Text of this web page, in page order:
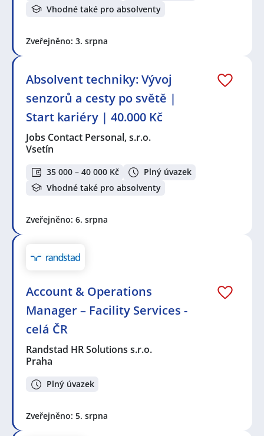
Vhodné také pro absolventy
Zveřejněno: 3. srpna
Absolvent techniky: Vývoj
senzorů a cesty po světě |
Start kariéry | 40.000 Kč
Jobs Contact Personal, s.r.o.
Vsetín
35 000 – 40 000 Kč
Plný úvazek
Vhodné také pro absolventy
Zveřejněno: 6. srpna
Account & Operations
Manager – Facility Services -
celá ČR
Randstad HR Solutions s.r.o.
Praha
Plný úvazek
Zveřejněno: 5. srpna